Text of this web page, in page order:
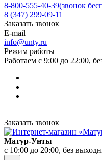
8-800-555-40-39(звонок
8 (347) 299-09-11
Заказать звонок
E-mail
info@unty.ru
Режим работы
Работаем с 9:00 до 22:00,
Заказать звонок
Матур-Унты
с 10:00 до 20:00, без